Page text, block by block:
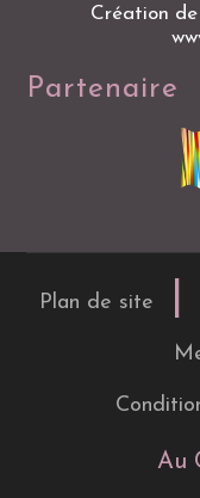
Création
Partenaire
Plan de site
Au